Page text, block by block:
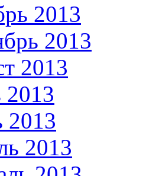
2013
2013
2013
2013